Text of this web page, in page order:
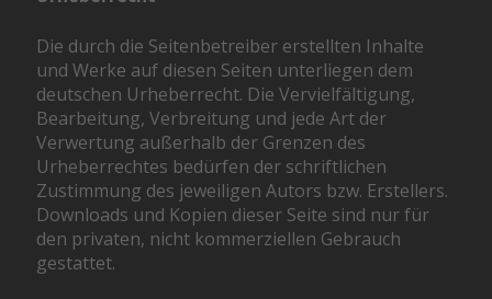
Die durch die Seitenbetreiber erstellten Inhalte
und Werke auf diesen Seiten unterliegen dem
deutschen Urheberrecht. Die Vervielfältigung,
Bearbeitung, Verbreitung und jede Art der
Verwertung außerhalb der Grenzen des
Urheberrechtes bedürfen der schriftlichen
Zustimmung des jeweiligen Autors bzw. Erstellers.
Downloads und Kopien dieser Seite sind nur für
den privaten, nicht kommerziellen Gebrauch
gestattet.